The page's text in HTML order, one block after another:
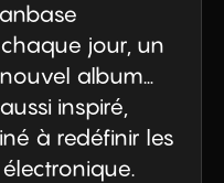
jour, un
album…
inspiré,
à redéfinir les